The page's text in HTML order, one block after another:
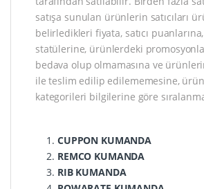
satışa sunulan ürünlerin satıcıları
belirledikleri fiyata, satıcı
statülerine, ürünlerdeki
bedava olup olmamasına ve
ile teslim edilip edilememesine,
kategorileri bilgilerine göre
CUPPON KUMANDA
REMCO KUMANDA
RIB KUMANDA